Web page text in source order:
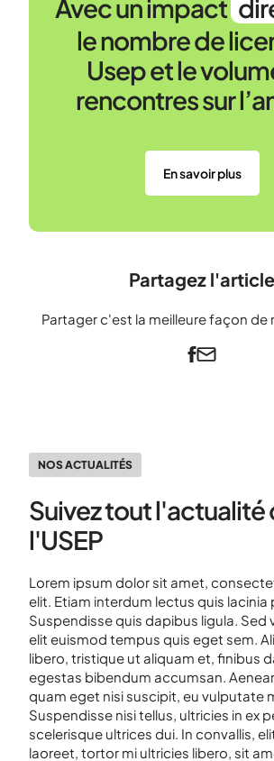
Avec un impact
le nombre de
Usep et le
rencontres sur
En savoir plus
Partagez l'article
Partager c'est la meilleure façon de
NOS ACTUALITÉS
Suivez tout l'actualité
l'USEP
Lorem ipsum dolor sit amet,
elit. Etiam interdum lectus quis
Suspendisse quis dapibus ligula. Sed
elit euismod tempus quis eget sem.
libero, tristique ut aliquam et, finibus
egestas bibendum accumsan.
quam eget nisi suscipit, eu vulputate
Suspendisse nisi tellus, ultricies in ex
scelerisque ultrices dui. In convallis,
laoreet, tortor mi ultricies libero, sit